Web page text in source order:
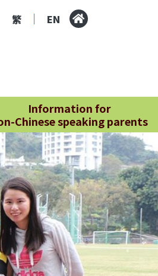
繁 EN
Information for
Chinese speaking parents